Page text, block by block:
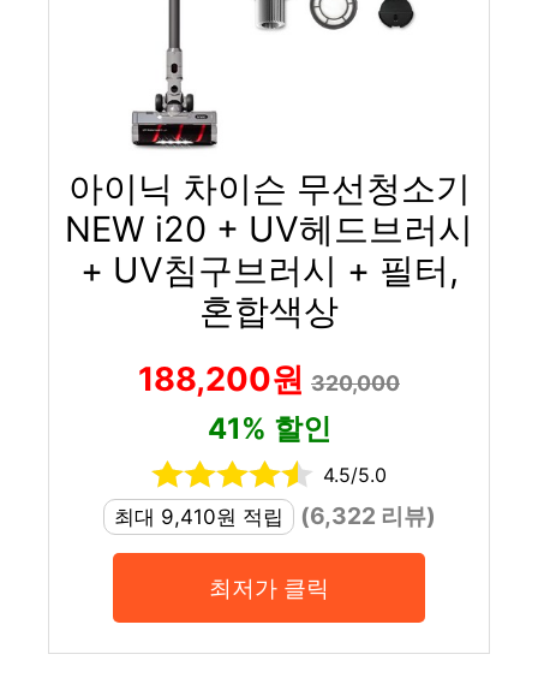
아이닉 차이슨 무선청소기
NEW i20 + UV헤드브러시
+ UV침구브러시 + 필터,
혼합색상
188,200원 320,000
41% 할인
4.5/5.0
최대 9,410원 적립
(6,322 리뷰)
최저가 클릭